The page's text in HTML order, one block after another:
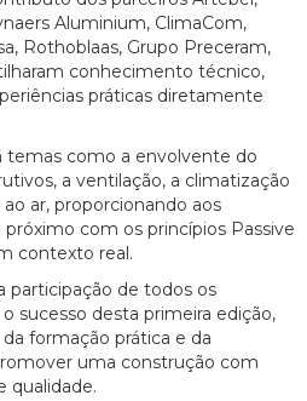
Aluminium, ClimaCom,
Rothoblaas, Grupo Preceram,
conhecimento técnico,
práticas diretamente
temas como a envolvente do
a ventilação, a climatização
ar, proporcionando aos
com os princípios Passive
contexto real.
participação de todos os
sucesso desta primeira edição,
formação prática e da
uma construção com
qualidade.